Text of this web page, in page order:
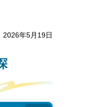
2026年5月19日